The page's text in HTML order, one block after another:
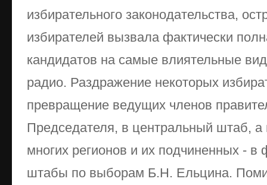
избирательного законодательства,
избирателей вызвала фактически
кандидатов на самые влиятельные
радио. Раздражение некоторых
превращение ведущих членов
Председателя, в центральный штаб, а
многих регионов и их подчиненных - в
штабы по выборам Б.Н. Ельцина.